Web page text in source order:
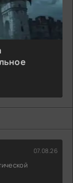
07.08.26